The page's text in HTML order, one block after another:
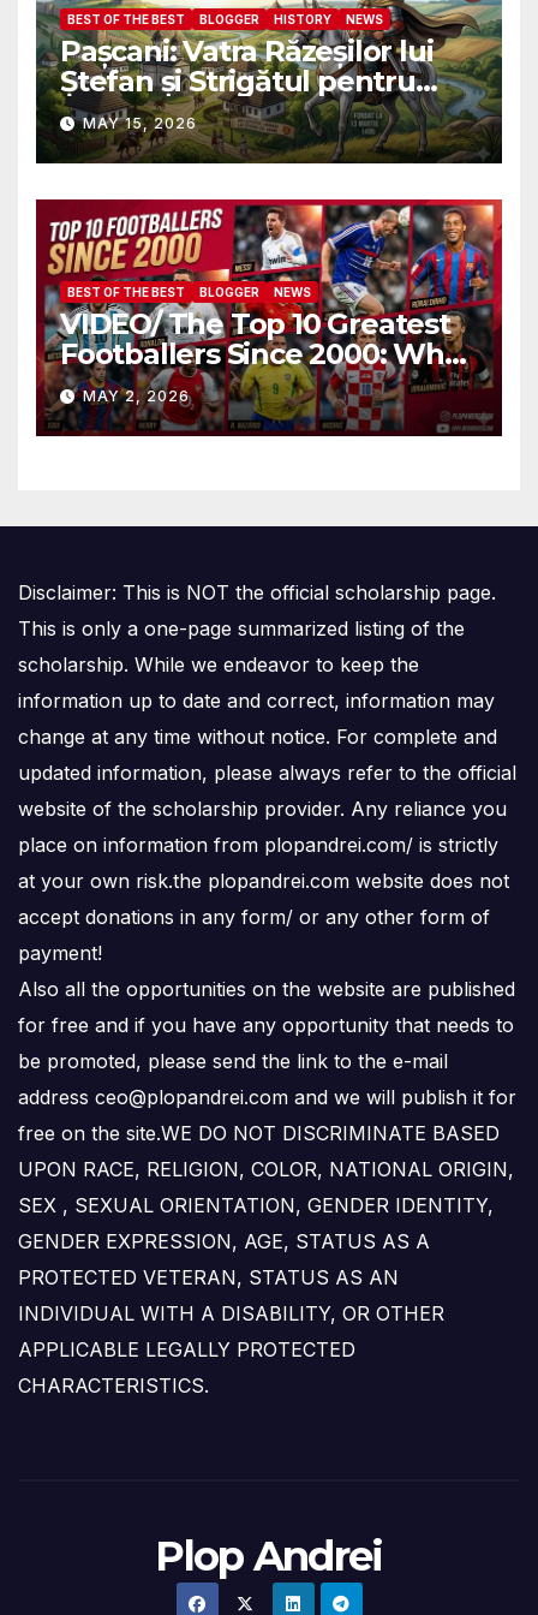
BEST OF THE BEST BLOGGER HISTORY NEWS
Pașcani: Vatra Răzeșilor lui
Ștefan și Strigătul pentru
Demnitate în Fața
Amalgamării
MAY 15, 2026
BEST OF THE BEST BLOGGER NEWS
VIDEO/ The Top 10 Greatest
Footballers Since 2000: Who
Is Number One
MAY 2, 2026
Disclaimer: This is NOT the official scholarship page.
This is only a one-page summarized listing of the
scholarship. While we endeavor to keep the
information up to date and correct, information may
change at any time without notice. For complete and
updated information, please always refer to the official
website of the scholarship provider. Any reliance you
place on information from plopandrei.com/ is strictly
at your own risk.the plopandrei.com website does not
accept donations in any form/ or any other form of
payment!
Also all the opportunities on the website are published
for free and if you have any opportunity that needs to
be promoted, please send the link to the e-mail
address ceo@plopandrei.com and we will publish it for
free on the site.WE DO NOT DISCRIMINATE BASED
UPON RACE, RELIGION, COLOR, NATIONAL ORIGIN,
SEX , SEXUAL ORIENTATION, GENDER IDENTITY,
GENDER EXPRESSION, AGE, STATUS AS A
PROTECTED VETERAN, STATUS AS AN
INDIVIDUAL WITH A DISABILITY, OR OTHER
APPLICABLE LEGALLY PROTECTED
CHARACTERISTICS.
Plop Andrei